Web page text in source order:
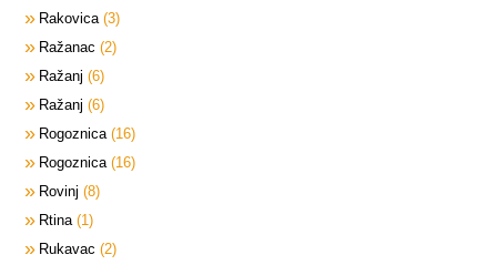
Rakovica 3
Ražanac 2
Ražanj 6
Ražanj 6
Rogoznica 16
Rogoznica 16
Rovinj 8
Rtina 1
Rukavac 2